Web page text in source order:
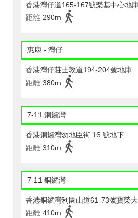
香港灣仔道165-167號樂基中心地
距離 290m
惠康 - 灣仔
香港灣仔莊士敦道194-204號地庫
距離 380m
7-11 銅鑼灣
香港銅鑼灣勿地臣街 16 號地下
距離 310m
7-11 銅鑼灣
香港銅鑼灣利園山道61-73號寶榮大
距離 410m